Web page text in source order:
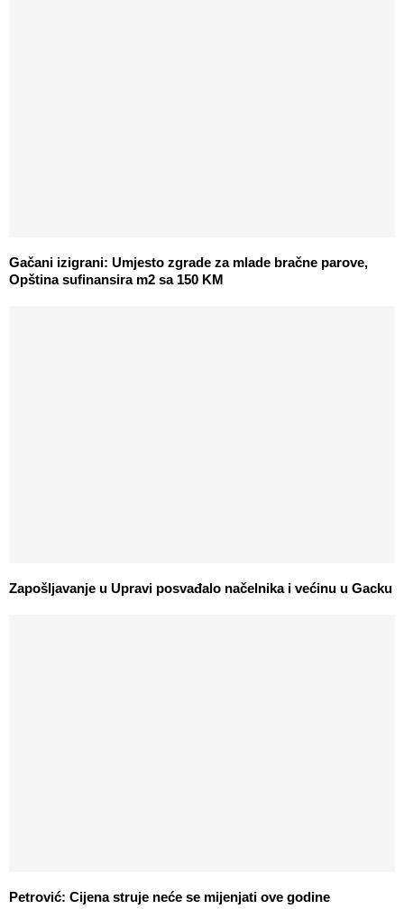
Gačani izigrani: Umjesto zgrade za mlade bračne parove,
Opština sufinansira m2 sa 150 KM
Zapošljavanje u Upravi posvađalo načelnika i većinu u Gacku
Petrović: Cijena struje neće se mijenjati ove godine